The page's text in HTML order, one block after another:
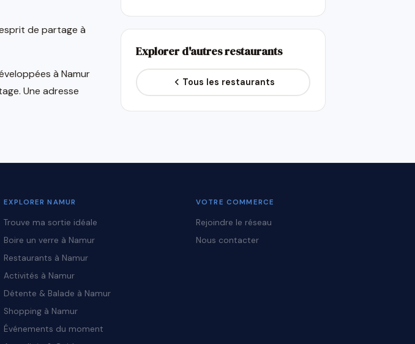
de partage à
à Namur
Une adresse
Explorer d'autres restaurants
Tous les restaurants
EXPLORER NAMUR
Trouve ma sortie idéale
Boire un verre à Namur
Restaurants à Namur
Activités à Namur
Détente & Balade à Namur
Shopping à Namur
Événements du moment
VOTRE COMMERCE
Rejoindre le réseau
Nous contacter